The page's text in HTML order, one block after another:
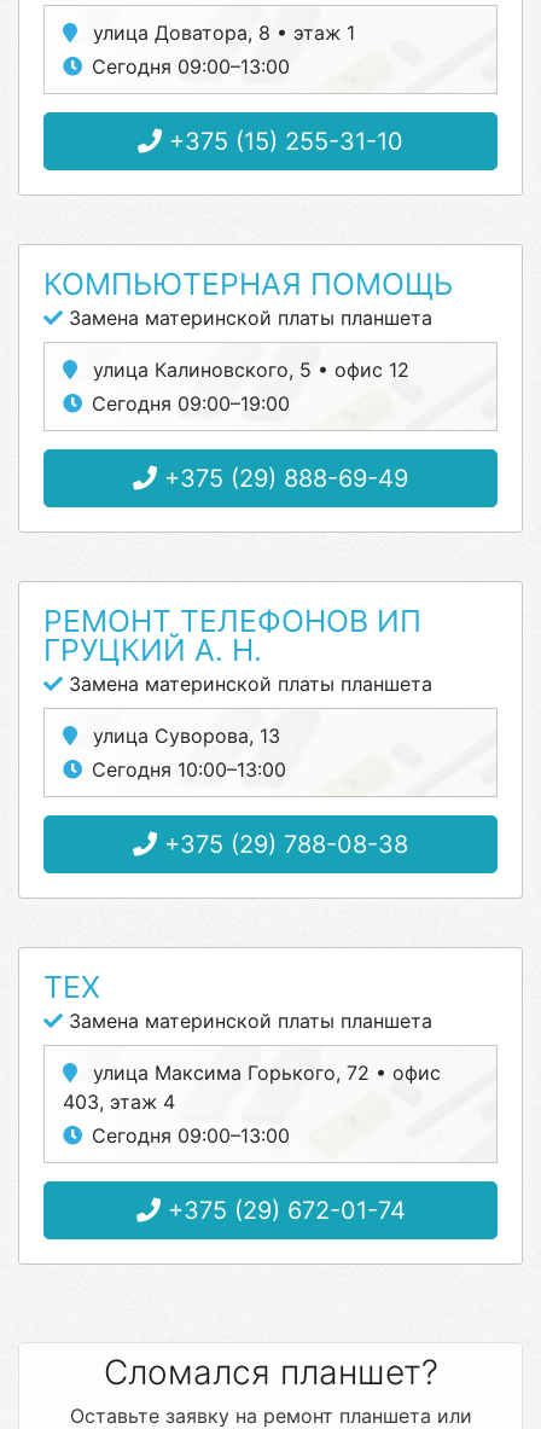
улица Доватора, 8 • этаж 1
Сегодня 09:00–13:00
+375 (15) 255-31-10
КОМПЬЮТЕРНАЯ ПОМОЩЬ
Замена материнской платы планшета
улица Калиновского, 5 • офис 12
Сегодня 09:00–19:00
+375 (29) 888-69-49
РЕМОНТ ТЕЛЕФОНОВ ИП
ГРУЦКИЙ А. Н.
Замена материнской платы планшета
улица Суворова, 13
Сегодня 10:00–13:00
+375 (29) 788-08-38
ТЕХ
Замена материнской платы планшета
улица Максима Горького, 72 • офис
403, этаж 4
Сегодня 09:00–13:00
+375 (29) 672-01-74
Сломался планшет?
Оставьте заявку на ремонт планшета или